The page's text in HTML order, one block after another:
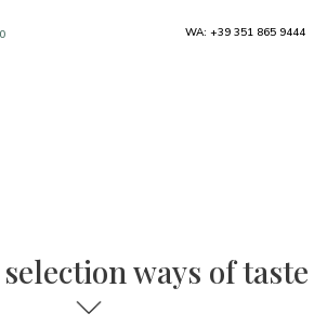
ways of taste
WA: +39 351 865 9444